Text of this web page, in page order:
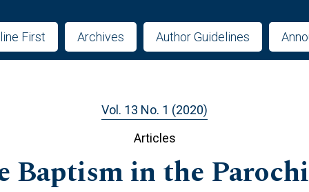
First Archives Author Guidelines
Vol. 13 No. 1 (2020)
Articles
Baptism in the